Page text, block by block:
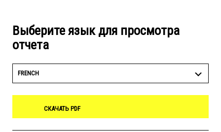
Выберите язык для просмотра
отчета
FRENCH
СКАЧАТЬ PDF